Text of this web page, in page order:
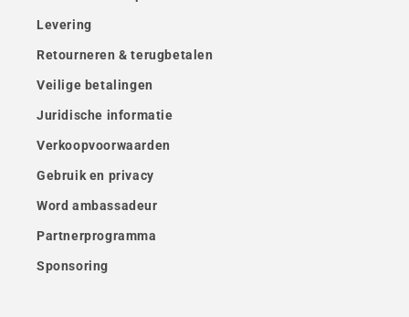
Levering
Retourneren & terugbetalen
Veilige betalingen
Juridische informatie
Verkoopvoorwaarden
Gebruik en privacy
Word ambassadeur
Partnerprogramma
Sponsoring